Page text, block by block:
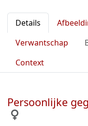
Details
Verwantschap
Context
Persoonlijke